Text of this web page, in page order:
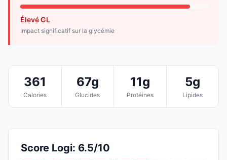
Élevé GL
Impact significatif sur la glycémie
361
Calories
67g
Glucides
11g
Protéines
5g
Lipides
Score Logi: 6.5/10